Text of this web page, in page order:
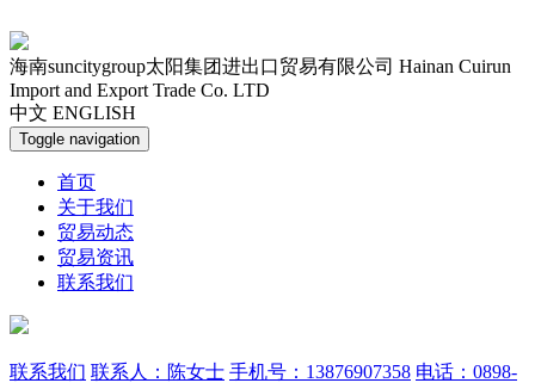
海南suncitygroup太阳集团进出口贸易有限公司 Hainan Cuirun
Import and Export Trade Co. LTD
中文 ENGLISH
Toggle navigation
首页
关于我们
贸易动态
贸易资讯
联系我们
联系我们 联系人：陈女士 手机号：13876907358 电话：0898-